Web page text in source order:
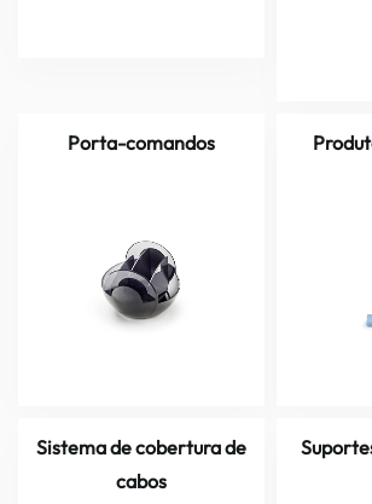
Porta-comandos
Sistema de cobertura de
cabos